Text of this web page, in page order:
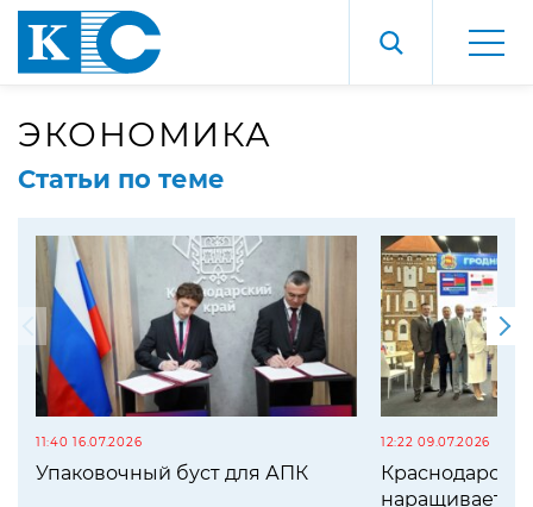
ЭКОНОМИКА
Статьи по теме
11:40 16.07.2026
Упаковочный буст для АПК
12:22 09.07.2026
наращивает